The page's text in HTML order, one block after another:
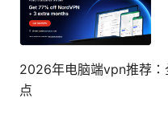
2026年电脑端vpn推荐
点